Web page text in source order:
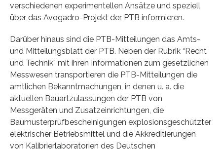
verschiedenen experimentellen Ansätze und speziell
über das Avogadro-Projekt der PTB informieren.
Darüber hinaus sind die PTB-Mitteilungen das Amts-
und Mitteilungsblatt der PTB. Neben der Rubrik “Recht
und Technik” mit ihren Informationen zum gesetzlichen
Messwesen transportieren die PTB-Mitteilungen die
amtlichen Bekanntmachungen, in denen u. a. die
aktuellen Bauartzulassungen der PTB von
Messgeräten und Zusatzeinrichtungen, die
Baumusterprüfbescheinigungen explosionsgeschützter
elektrischer Betriebsmittel und die Akkreditierungen
von Kalibrierlaboratorien des Deutschen